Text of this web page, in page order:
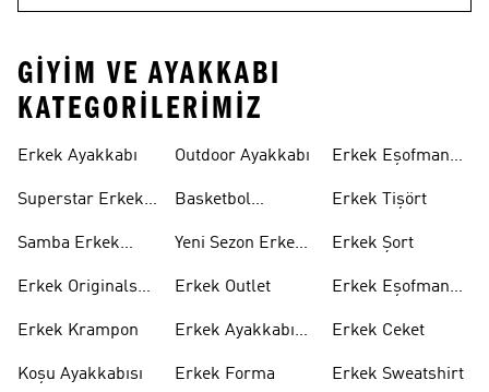
GIYIM VE AYAKKABI
KATEGORILERIMIZ
Erkek Ayakkabı
Superstar Erkek
Samba Erkek
Erkek Originals
Erkek Krampon
Koşu Ayakkabısı
Outdoor Ayakkabı
Basketbol
Yeni Sezon Erkek
Erkek Outlet
Erkek Ayakkabı
Erkek Forma
Erkek Eşofman
Erkek Tişört
Erkek Şort
Erkek Eşofman
Erkek Ceket
Erkek Sweatshirt